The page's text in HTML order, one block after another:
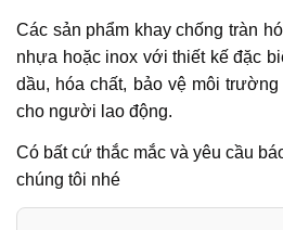
Các sản phẩm khay chống tràn
nhựa hoặc inox với thiết kế đặc
dầu, hóa chất, bảo vệ môi
cho người lao động.
Có bất cứ thắc mắc và yêu cầu
chúng tôi nhé